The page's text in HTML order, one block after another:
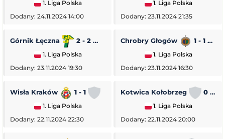
1. Liga Polska
Dodany: 24.11.2024 14:00
1. Liga Polska
Dodany: 23.11.2024 21:35
Górnik Łęczna 2 - 2 GKS Tychy
1. Liga Polska
Dodany: 23.11.2024 19:30
Chrobry Głogów 1 - 1
1. Liga Polska
Dodany: 23.11.2024 16:30
Wisła Kraków 1 - 1 Stal Rzeszów
1. Liga Polska
Dodany: 22.11.2024 22:30
Kotwica Kołobrzeg 0 - 5
1. Liga Polska
Dodany: 22.11.2024 20:00